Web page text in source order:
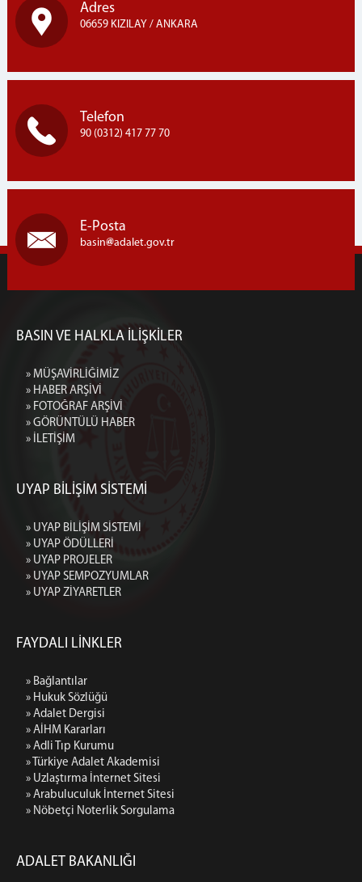
Adres
06659 KIZILAY / ANKARA
Telefon
90 (0312) 417 77 70
E-Posta
basin adalet.gov.tr
BASIN VE HALKLA İLİŞKİLER
» MÜŞAVİRLİĞİMİZ
» HABER ARŞİVİ
» FOTOĞRAF ARŞİVİ
» GÖRÜNTÜLÜ HABER
» İLETİŞİM
UYAP BİLİŞİM SİSTEMİ
» UYAP BİLİŞİM SİSTEMİ
» UYAP ÖDÜLLERİ
» UYAP PROJELER
» UYAP SEMPOZYUMLAR
» UYAP ZİYARETLER
FAYDALI LİNKLER
» Bağlantılar
» Hukuk Sözlüğü
» Adalet Dergisi
» AİHM Kararları
» Adli Tıp Kurumu
» Türkiye Adalet Akademisi
» Uzlaştırma İnternet Sitesi
» Arabuluculuk İnternet Sitesi
» Nöbetçi Noterlik Sorgulama
ADALET BAKANLIĞI